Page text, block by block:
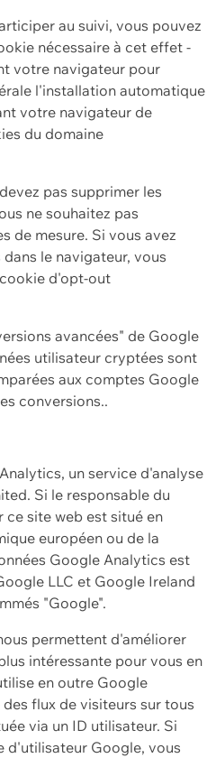
au suivi, vous pouvez
nécessaire à cet effet -
votre navigateur pour
l'installation automatique
votre navigateur de
du domaine
pas supprimer les
ne souhaitez pas
de mesure. Si vous avez
le navigateur, vous
d'opt-out
avancées" de Google
utilisateur cryptées sont
aux comptes Google
conversions..
un service d'analyse
Si le responsable du
site web est situé en
européen ou de la
Google Analytics est
LLC et Google Ireland
"Google".
permettent d'améliorer
intéressante pour vous en
en outre Google
flux de visiteurs sur tous
via un ID utilisateur. Si
d'utilisateur Google, vous